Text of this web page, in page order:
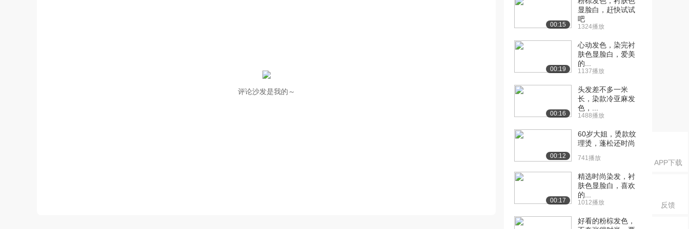
APP下载
反馈
评论沙发是我的～
00:15
显脸白，赶快试试
吧
1324播放
00:19
心动发色，染完衬
肤色显脸白，爱美
的...
1137播放
00:16
头发差不多一米
长，染款冷亚麻发
色，...
1488播放
00:12
60岁大姐，烫款纹
理烫，蓬松还时尚
741播放
00:17
精选时尚染发，衬
肤色显脸白，喜欢
的...
1012播放
好看的粉棕发色，